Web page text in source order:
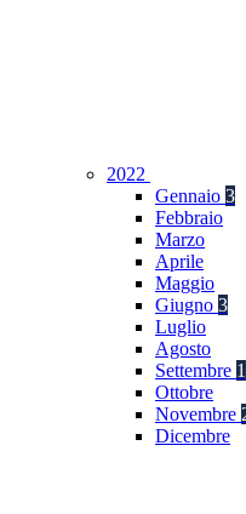
2022
Gennaio 3
Febbraio
Marzo
Aprile
Maggio
Giugno 3
Luglio
Agosto
Settembre 1
Ottobre
Novembre
Dicembre